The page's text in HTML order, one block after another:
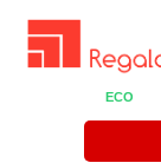
ECO